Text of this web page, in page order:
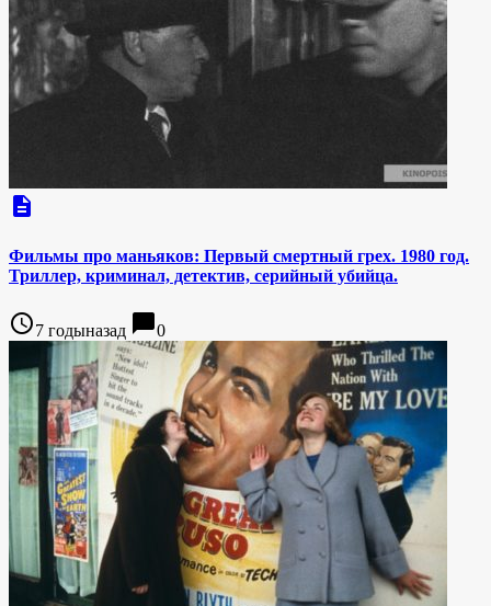
description
Фильмы про маньяков: Первый смертный грех. 1980 год.
Триллер, криминал, детектив, серийный убийца.
access_time7 годыназад chat_bubble0